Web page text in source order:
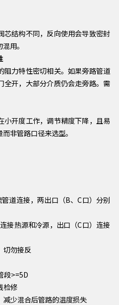
芯结构不同，反向使用会导致密封
用。
阻力特性密切相关。如果旁路管道
全开，大部分介质仍会走旁路。需
小开度工作，调节精度下降，且易
非管路口径来选型。
道连接，两出口（B、C口）分别
接热源和冷源，出口（C口）连接
切勿接反
段>=5D
检修
减少混合后管路的温度损失